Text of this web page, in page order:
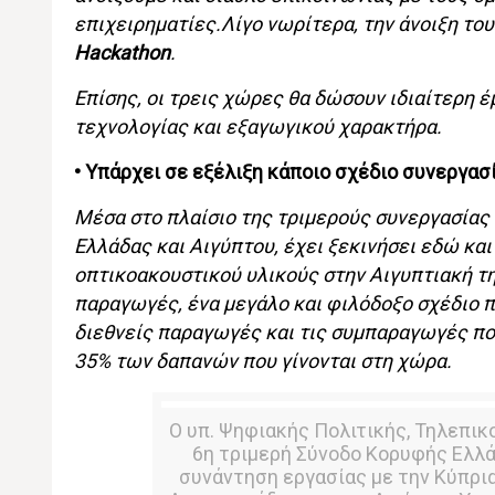
επιχειρηματίες.Λίγο νωρίτερα, την άνοιξη
Ηackathon.
Επίσης, οι τρεις χώρες θα δώσουν
τεχνολογίας και εξαγωγικού χαρακτήρα.
• Υπάρχει σε εξέλιξη κάποιο σχέδιο
Μέσα στο πλαίσιο της τριμερούς
Ελλάδας και Αιγύπτου, έχει ξεκινήσει εδώ
οπτικοακουστικού υλικούς στην Αιγυπτιακή
παραγωγές, ένα μεγάλο και φιλόδοξο σχέδιο
διεθνείς παραγωγές και τις συμπαραγωγές
35% των δαπανών που γίνονται στη χώρα.
Ο υπ. Ψηφιακής Πολιτικής,
6η τριμερή Σύνοδο Κορυφής
συνάντηση εργασίας με την